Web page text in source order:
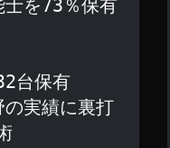
士を73％保有
台保有
実績に裏打